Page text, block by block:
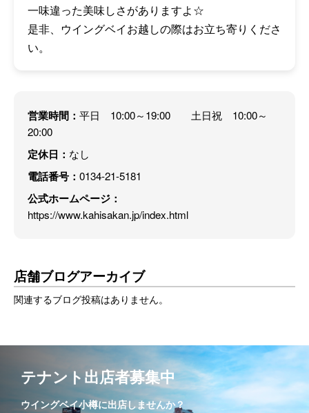
一味違った美味しさがありますよ☆
是非、ウイングベイお越しの際はお立ち寄りくださ
い。
営業時間： 平日 10:00～19:00 土日祝 10:00～
20:00
定休日： なし
電話番号： 0134-21-5181
公式ホームページ：
https://www.kahisakan.jp/index.html
店舗ブログアーカイブ
関連するブログ投稿はありません。
テナント出店者募集中
ウイングベイ小樽に出店しませんか？